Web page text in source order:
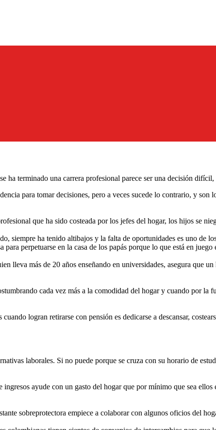
ha terminado una carrera profesional parece ser una decisión
para tomar decisiones, pero a veces sucede lo contrario, y son
que ha sido costeada por los jefes del hogar, los hijos se
siempre ha tenido altibajos y la falta de oportunidades es uno de
perpetuarse en la casa de los papás porque lo que está en
lleva más de 20 años enseñando en universidades, asegura que
cada vez más a la comodidad del hogar y cuando por la
logran retirarse con pensión es dedicarse a descansar,
laborales. Si no puede porque se cruza con su horario de
ayude con un gasto del hogar que por mínimo que sea
sobreprotectora empiece a colaborar con algunos oficios del